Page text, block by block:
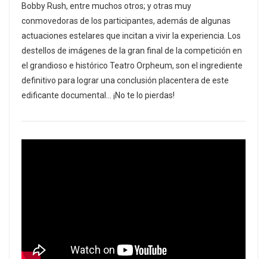
Bobby Rush, entre muchos otros; y otras muy
conmovedoras de los participantes, además de algunas
actuaciones estelares que incitan a vivir la experiencia. Los
destellos de imágenes de la gran final de la competición en
el grandioso e histórico Teatro Orpheum, son el ingrediente
definitivo para lograr una conclusión placentera de este
edificante documental… ¡No te lo pierdas!